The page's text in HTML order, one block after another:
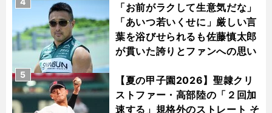
「お前がラクして生意気だな」
「あいつ若いくせに」厳しい言
葉を浴びせられるも佐藤慎太郎
が貫いた誇りとファンへの思い
【夏の甲子園2026】聖隷クリ
ストファー・高部陸の「２回加
速する」規格外のストレート そ
5